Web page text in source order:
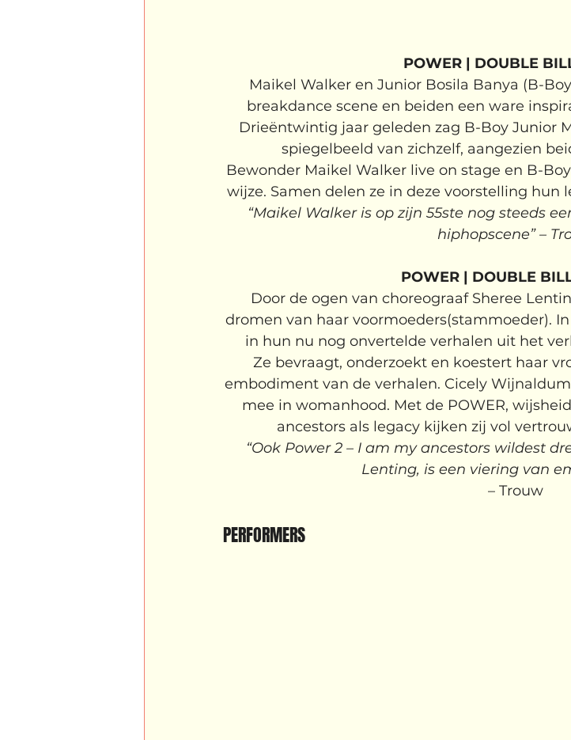
POWER | DOUBLE
Maikel Walker en Junior Bosila Banya (B-
breakdance scene en beiden een ware
Drieëntwintig jaar geleden zag B-Boy Junior
spiegelbeeld van zichzelf, aangezien
Bewonder Maikel Walker live on stage en B-
wijze. Samen delen ze in deze voorstelling hun
“Maikel Walker is op zijn 55ste nog steeds
hiphopscene” –
POWER | DOUBLE
Door de ogen van choreograaf Sheree
dromen van haar voormoeders(stammoeder).
in hun nu nog onvertelde verhalen uit het
Ze bevraagt, onderzoekt en koestert haar
embodiment van de verhalen. Cicely
mee in womanhood. Met de POWER,
ancestors als legacy kijken zij vol
“Ook Power 2 – I am my ancestors wildest
Lenting, is een viering van
– Trouw
PERFORMERS